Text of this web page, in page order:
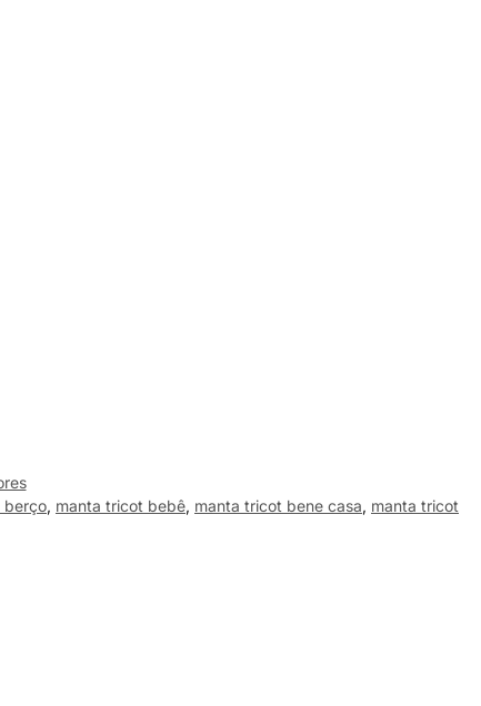
berço, manta tricot bebê, manta tricot bene casa, manta tricot